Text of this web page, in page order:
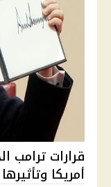
قرارات ترامب
أمريكا